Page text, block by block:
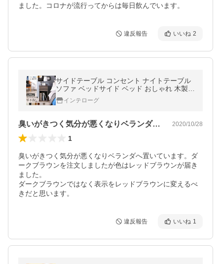
ました。コロナが流行ってからは毎日飲んでいます。
違反報告 いいね 2
サイドテーブル コンセント ナイトテーブル
ソファ ベッドサイド ベッド おしゃれ 木製
北欧 収納 引き出し 白 黒 グレー 茶 コンパク
ト 引出しタイプ 幅30
インテローグ
臭いがきつく気分が悪くなりベランダへ置… 2020/10/28
1
臭いがきつく気分が悪くなりベランダへ置いています。ダ
ークブラウンを注文しましたが色はレッドブラウンが届き
ました。
ダークブラウンではなく表示をレッドブラウンに変えるべ
きだと思います。
違反報告 いいね 1